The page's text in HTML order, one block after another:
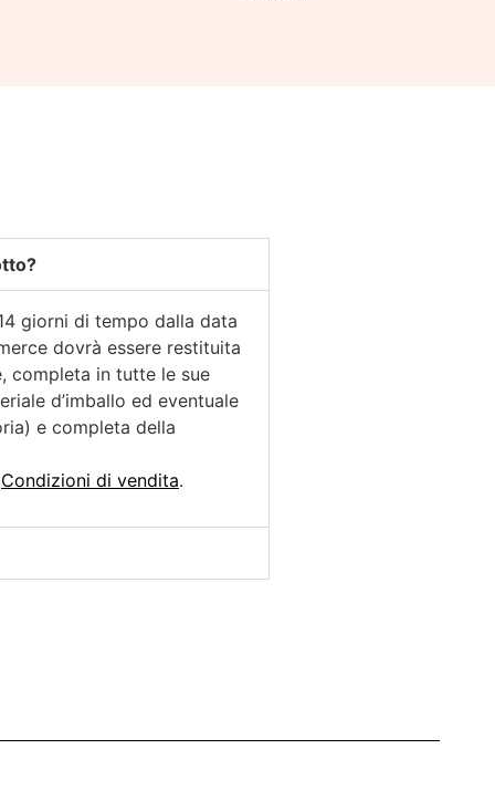
giorni di tempo dalla data
dovrà essere restituita
completa in tutte le sue
d’imballo ed eventuale
e completa della
Condizioni di vendita.